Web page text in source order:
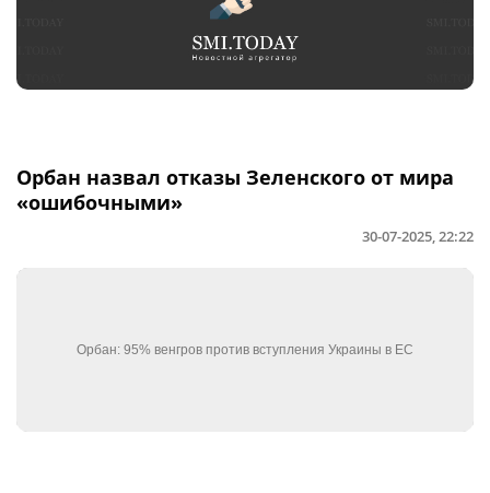
Орбан назвал отказы Зеленского от мира
«ошибочными»
30-07-2025, 22:22